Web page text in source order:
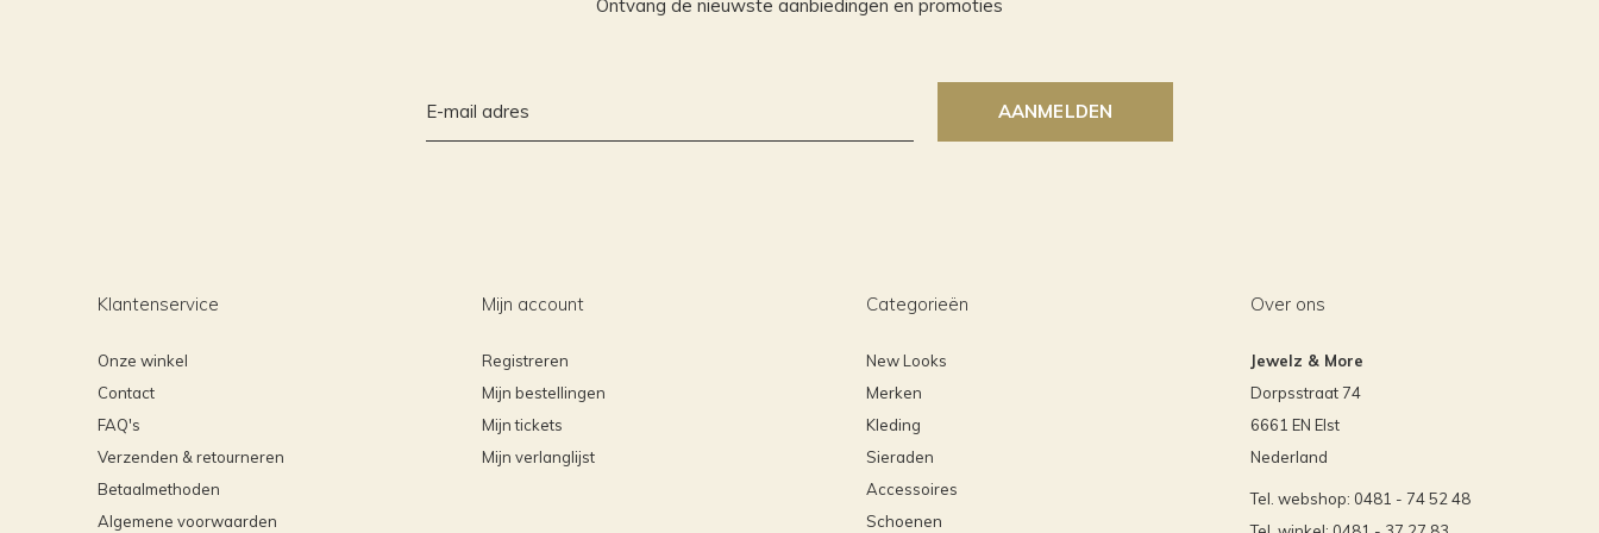
Ontvang de nieuwste aanbiedingen en promoties
AANMELDEN
Klantenservice
Onze winkel
Contact
FAQ's
Verzenden & retourneren
Betaalmethoden
Algemene voorwaarden
Mijn account
Registreren
Mijn bestellingen
Mijn tickets
Mijn verlanglijst
Categorieën
New Looks
Merken
Kleding
Sieraden
Accessoires
Schoenen
Over ons
Jewelz & More
Dorpsstraat 74
6661 EN Elst
Nederland
Tel. webshop: 0481 - 74 52 48